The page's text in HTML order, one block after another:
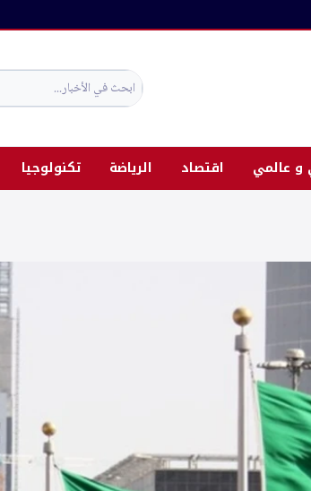
و عالمي اقتصاد الرياضة تكنولوجيا